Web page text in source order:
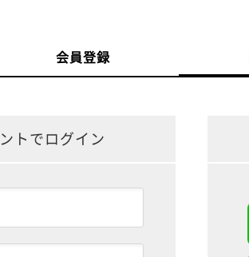
会員登録
トでログイン